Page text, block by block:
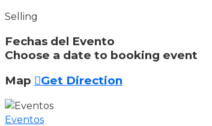
Selling
Fechas del Evento
Choose a date to booking event
Map
Get Direction
Eventos